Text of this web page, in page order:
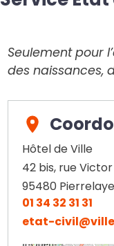
Seulement pour
des naissances,
Hôtel de Ville
42 bis, rue
95480 Pierrelaye
01 34 32 31 31
etat-